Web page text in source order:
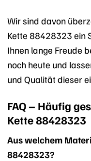
Wir sind davon
Kette 88428323 ein
Ihnen lange Freude
noch heute und
und Qualität dieser
FAQ – Häufig
Kette 88428323
Aus welchem
88428323?